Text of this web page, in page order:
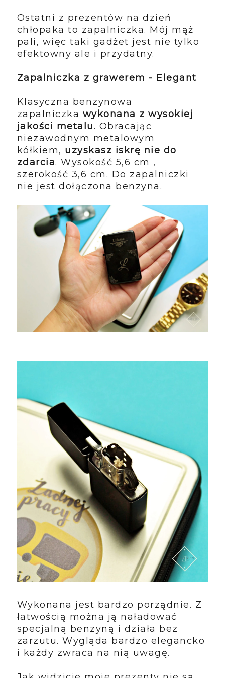
Ostatni z prezentów na dzień
chłopaka to zapalniczka. Mój mąż
pali, więc taki gadżet jest nie tylko
efektowny ale i przydatny.
Zapalniczka z grawerem - Elegant
Klasyczna benzynowa
zapalniczka wykonana z wysokiej
jakości metalu. Obracając
niezawodnym metalowym
kółkiem, uzyskasz iskrę nie do
zdarcia. Wysokość 5,6 cm ,
szerokość 3,6 cm. Do zapalniczki
nie jest dołączona benzyna.
Wykonana jest bardzo porządnie. Z
łatwością można ją naładować
specjalną benzyną i działa bez
zarzutu. Wygląda bardzo elegancko
i każdy zwraca na nią uwagę.